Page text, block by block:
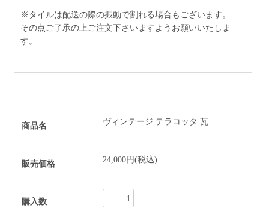
※タイルは配送の際の振動で割れる場合もございます。
その点ご了承の上ご注文下さいますようお願いいたしま
す。
商品名 ヴィンテージ テラコッタ 瓦
販売価格 24,000円(税込)
購入数